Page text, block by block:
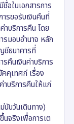
อในเอกสารการ
ารขอรับเงินคืนที่
าบริการคืน โดย
รมอบอำนาจ หลัก
ชีธนาคารที่
รคืนเงินค่าบริการ
คคุเทศก์ เรื่อง
าบริการคืนให้แก่
นับวันเดินทาง)
นจริงเพื่อการเต